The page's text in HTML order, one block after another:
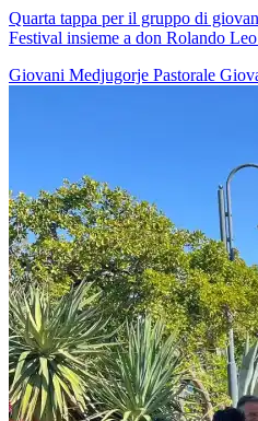
Quarta tappa per il gruppo di
Festival insieme a don Rolando
Giovani Medjugorje Pastorale